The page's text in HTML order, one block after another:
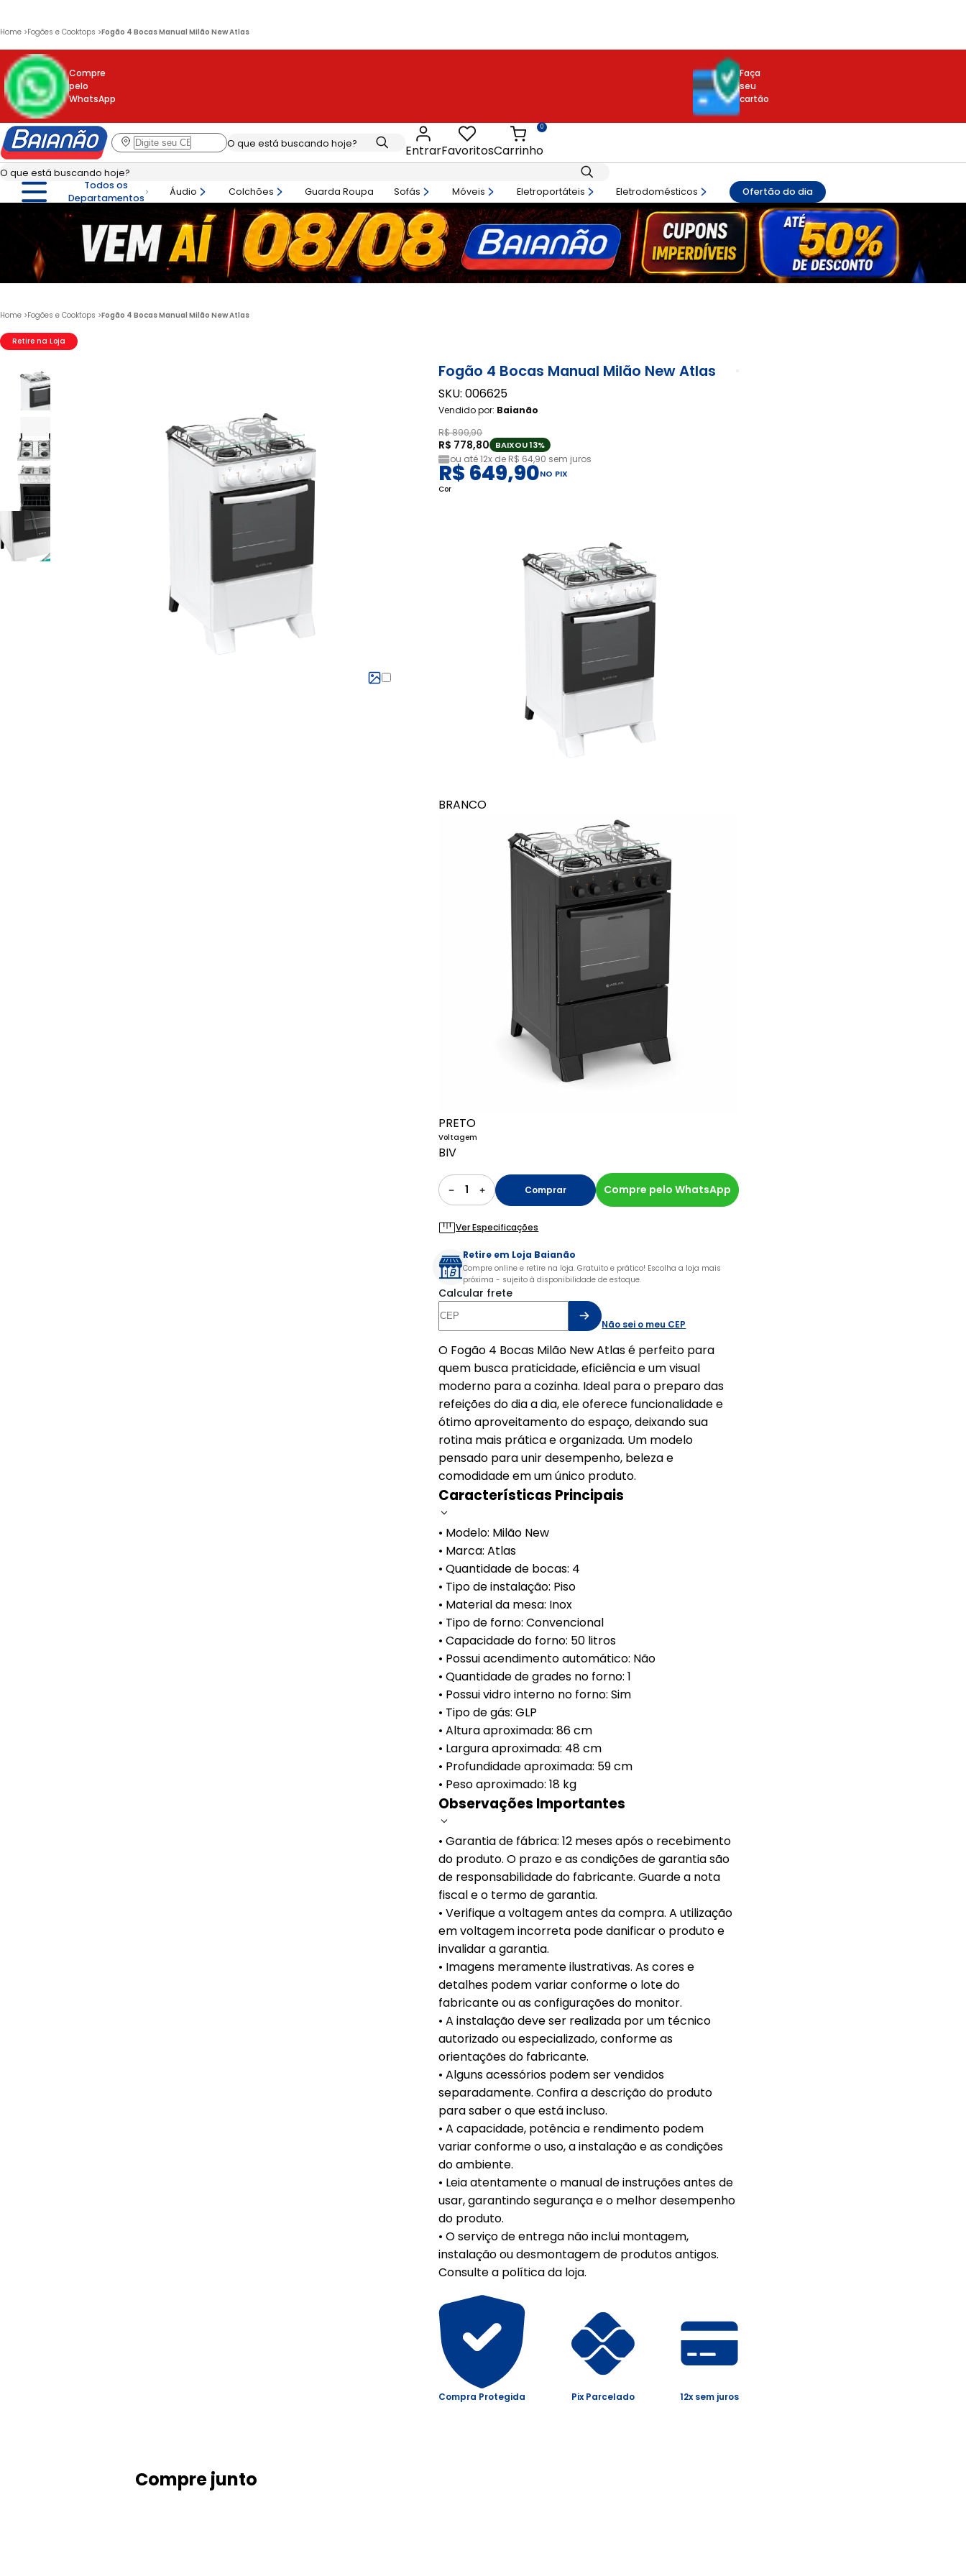
Home >Fogões e Cooktops >Fogão 4 Bocas Manual Milão New Atlas
Compre
pelo
WhatsApp
Faça
seu
cartão
EntrarFavoritosCarrinho
0
Todos os
Departamentos
Áudio Colchões Guarda Roupa Sofás Móveis Eletroportáteis Eletrodomésticos Ofertão do dia
Home >Fogões e Cooktops >Fogão 4 Bocas Manual Milão New Atlas
Retire na Loja
Fogão 4 Bocas Manual Milão New Atlas
SKU: 006625
Vendido por: Baianão
R$ 899,90
R$ 778,80 BAIXOU 13%
ou até12x de R$ 64,90 sem juros
R$ 649,90NO PIX
Cor
BRANCO
PRETO
Voltagem
BIV
1 Comprar Compre pelo WhatsApp
Ver Especificações
Retire em Loja Baianão
Compre online e retire na loja. Gratuito e prático! Escolha a loja mais
próxima - sujeito à disponibilidade de estoque.
Calcular frete
Não sei o meu CEP
O Fogão 4 Bocas Milão New Atlas é perfeito para
quem busca praticidade, eficiência e um visual
moderno para a cozinha. Ideal para o preparo das
refeições do dia a dia, ele oferece funcionalidade e
ótimo aproveitamento do espaço, deixando sua
rotina mais prática e organizada. Um modelo
pensado para unir desempenho, beleza e
comodidade em um único produto.
Características Principais
• Modelo: Milão New
• Marca: Atlas
• Quantidade de bocas: 4
• Tipo de instalação: Piso
• Material da mesa: Inox
• Tipo de forno: Convencional
• Capacidade do forno: 50 litros
• Possui acendimento automático: Não
• Quantidade de grades no forno: 1
• Possui vidro interno no forno: Sim
• Tipo de gás: GLP
• Altura aproximada: 86 cm
• Largura aproximada: 48 cm
• Profundidade aproximada: 59 cm
• Peso aproximado: 18 kg
Observações Importantes
• Garantia de fábrica: 12 meses após o recebimento
do produto. O prazo e as condições de garantia são
de responsabilidade do fabricante. Guarde a nota
fiscal e o termo de garantia.
• Verifique a voltagem antes da compra. A utilização
em voltagem incorreta pode danificar o produto e
invalidar a garantia.
• Imagens meramente ilustrativas. As cores e
detalhes podem variar conforme o lote do
fabricante ou as configurações do monitor.
• A instalação deve ser realizada por um técnico
autorizado ou especializado, conforme as
orientações do fabricante.
• Alguns acessórios podem ser vendidos
separadamente. Confira a descrição do produto
para saber o que está incluso.
• A capacidade, potência e rendimento podem
variar conforme o uso, a instalação e as condições
do ambiente.
• Leia atentamente o manual de instruções antes de
usar, garantindo segurança e o melhor desempenho
do produto.
• O serviço de entrega não inclui montagem,
instalação ou desmontagem de produtos antigos.
Consulte a política da loja.
Compra Protegida Pix Parcelado 12x sem juros
Compre junto